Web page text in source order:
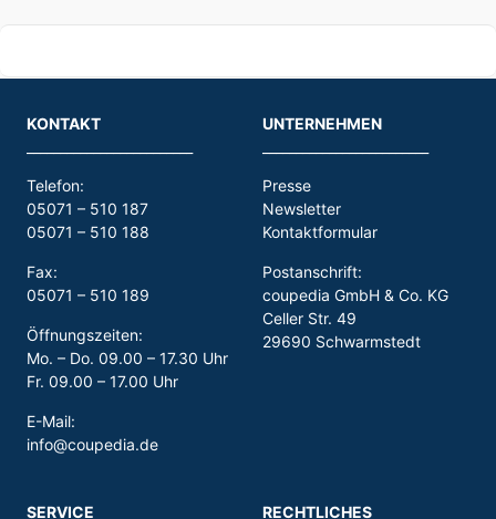
KONTAKT
Telefon:
05071 – 510 187
05071 – 510 188
Fax:
05071 – 510 189
Öffnungszeiten:
Mo. – Do. 09.00 – 17.30 Uhr
Fr. 09.00 – 17.00 Uhr
E-Mail:
info@coupedia.de
UNTERNEHMEN
Presse
Newsletter
Kontaktformular
Postanschrift:
coupedia GmbH & Co. KG
Celler Str. 49
29690 Schwarmstedt
SERVICE
RECHTLICHES